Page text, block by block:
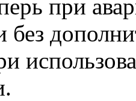
при
без